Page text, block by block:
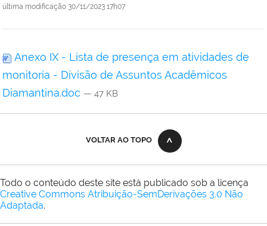
última modificação 30/11/2023 17h07
Anexo IX - Lista de presença em atividades de
monitoria - Divisão de Assuntos Acadêmicos
Diamantina.doc — 47 KB
VOLTAR AO TOPO
Todo o conteúdo deste site está publicado sob a licença
Creative Commons Atribuição-SemDerivações 3.0 Não
Adaptada.